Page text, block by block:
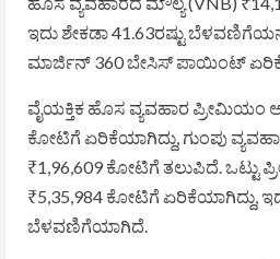
ಇದು ಶೇಕಡಾ 41.63ರಷ್ಟು
ಮಾರ್ಜಿನ್ 360 ಬೇಸಿಸ್ ಪಾಯಿಂಟ್
ವೈಯಕ್ತಿಕ ಹೊಸ ವ್ಯವಹಾರ ಪ್ರೀಮಿಯಂ
ಕೋಟಿಗೆ ಏರಿಕೆಯಾಗಿದ್ದು, ಗುಂಪು
₹1,96,609 ಕೋಟಿಗೆ ತಲುಪಿದೆ. ಒಟ್ಟು
₹5,35,984 ಕೋಟಿಗೆ ಏರಿಕೆಯಾಗಿದ್ದು,
ಬೆಳವಣಿಗೆಯಾಗಿದೆ.